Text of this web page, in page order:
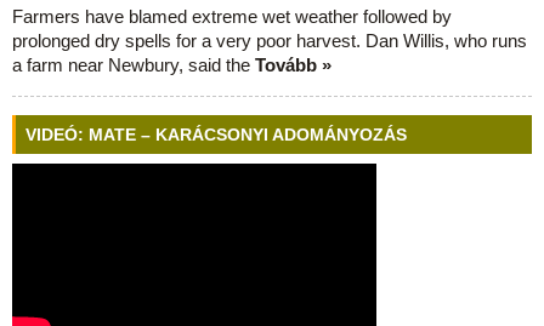
Farmers have blamed extreme wet weather followed by
prolonged dry spells for a very poor harvest. Dan Willis, who runs
a farm near Newbury, said the Tovább »
VIDEÓ: MATE – KARÁCSONYI ADOMÁNYOZÁS